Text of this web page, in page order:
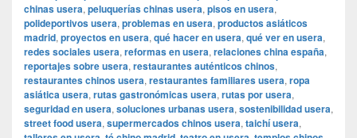
chinas usera, peluquerías chinas usera, pisos en usera,
polideportivos usera, problemas en usera, productos asiáticos
madrid, proyectos en usera, qué hacer en usera, qué ver en usera,
redes sociales usera, reformas en usera, relaciones china españa,
reportajes sobre usera, restaurantes auténticos chinos,
restaurantes chinos usera, restaurantes familiares usera, ropa
asiática usera, rutas gastronómicas usera, rutas por usera,
seguridad en usera, soluciones urbanas usera, sostenibilidad usera,
street food usera, supermercados chinos usera, taichí usera,